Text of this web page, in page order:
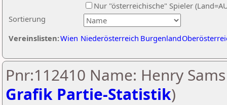
Sortierung
Nur "österreichische" Spieler
Vereinslisten:Wien Niederösterreich Burgenland
Pnr:112410 Name: Henry
Grafik Partie-Statistik)